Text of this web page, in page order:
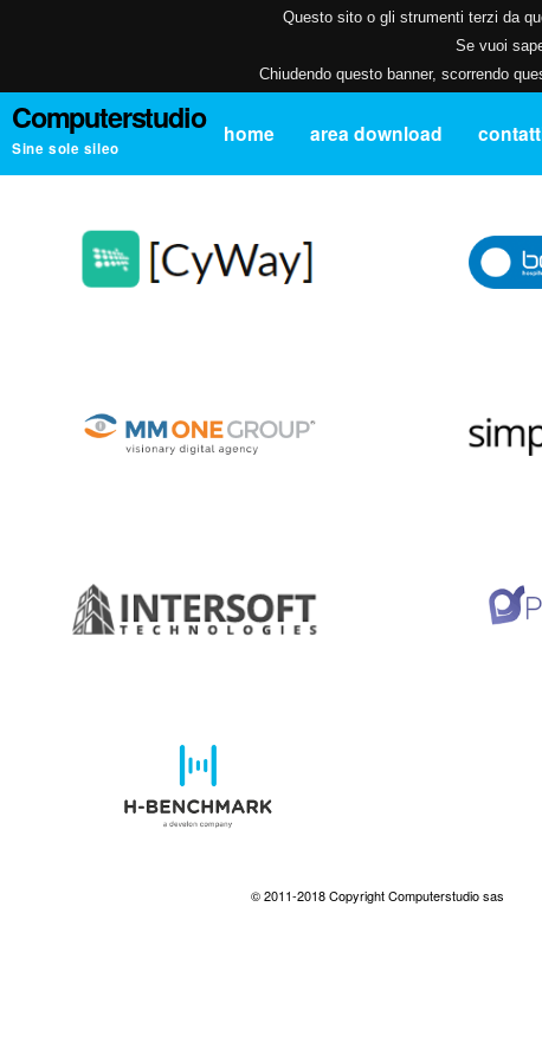
Questo sito o gli strumenti terzi da
Se vuoi
Chiudendo questo banner, scorrendo
Computerstudio
Sine sole sileo
home area download
© 2011-2018 Copyright Computerstudio sas